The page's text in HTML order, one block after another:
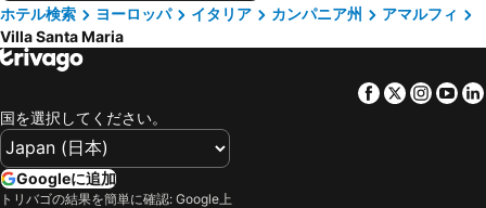
ホテル検索
ヨーロッパ イタリア カンパニア州
アマルフィ
Villa Santa Maria
Facebook
Twitter
国を選択してください。
Googleに追加
トリバゴの結果を簡単に確認: Google上